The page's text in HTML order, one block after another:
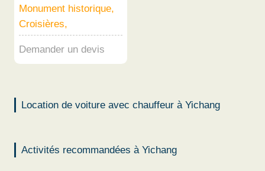
Monument historique,
Croisières,
Demander un devis
Location de voiture avec chauffeur à Yichang
Activités recommandées à Yichang